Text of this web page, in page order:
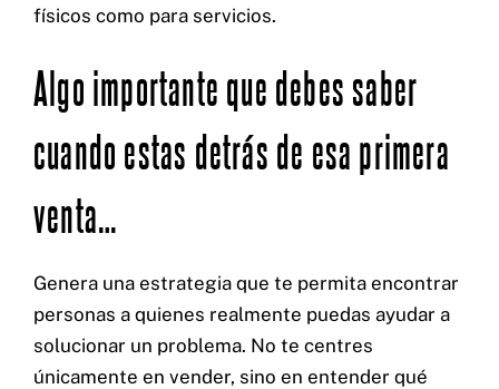
físicos como para servicios.
Algo importante que debes saber
cuando estas detrás de esa primera
venta…
Genera una estrategia que te permita encontrar
personas a quienes realmente puedas ayudar a
solucionar un problema. No te centres
únicamente en vender, sino en entender qué